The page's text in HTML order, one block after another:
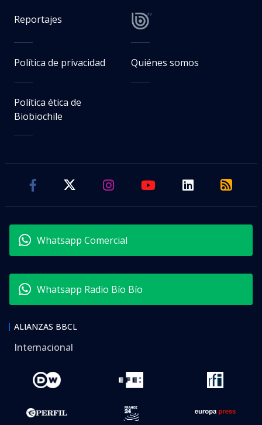
Reportajes
Política de privacidad Quiénes somos
Política ética de
Biobiochile
Whatsapp Comercial
Whatsapp Radio Bío Bío
ALIANZAS BBCL
Internacional